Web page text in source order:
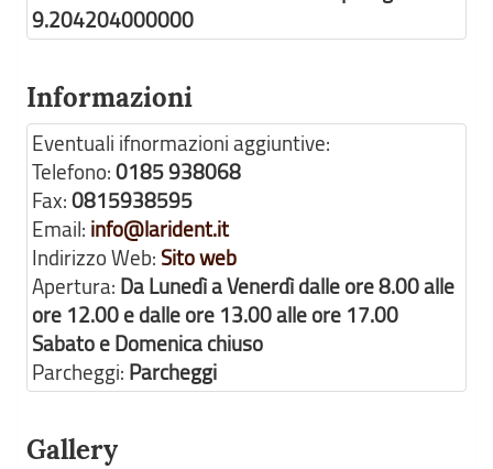
9.204204000000
Informazioni
Eventuali ifnormazioni aggiuntive:
Telefono:0185 938068
Fax:0815938595
Email: info@larident.it
Indirizzo Web: Sito web
Apertura: Da Lunedì a Venerdì dalle ore 8.00 alle
ore 12.00 e dalle ore 13.00 alle ore 17.00
Sabato e Domenica chiuso
Parcheggi: Parcheggi
Gallery